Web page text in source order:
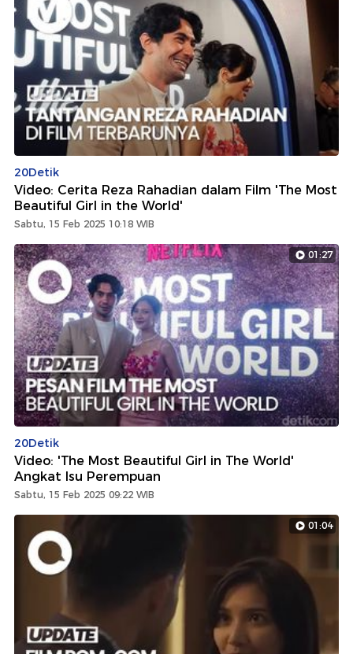
20Detik
Video: Cerita Reza Rahadian dalam Film 'The Most
Beautiful Girl in the World'
Sabtu, 15 Feb 2025 10:18 WIB
01:27
20Detik
Video: 'The Most Beautiful Girl in The World'
Angkat Isu Perempuan
Sabtu, 15 Feb 2025 09:22 WIB
01:04